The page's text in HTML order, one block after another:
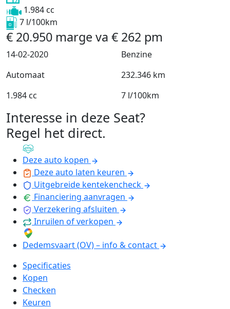
1.984 cc
7 l/100km
€ 20.950 marge va € 262 pm
14-02-2020
Benzine
Automaat
232.346 km
1.984 cc
7 l/100km
Interesse in deze Seat?
Regel het direct.
Deze auto kopen
Deze auto laten keuren
Uitgebreide kentekencheck
Financiering aanvragen
Verzekering afsluiten
Inruilen of verkopen
Dedemsvaart (OV) – info & contact
Specificaties
Kopen
Checken
Keuren